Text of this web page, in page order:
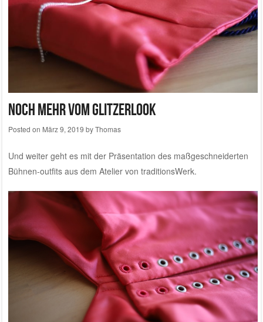
Noch mehr vom Glitzerlook
Posted on März 9, 2019 byThomas
Und weiter geht es mit der Präsentation des maßgeschneiderten
Bühnen-outfits aus dem Atelier von traditionsWerk.